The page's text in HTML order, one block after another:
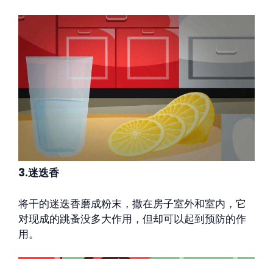
3.迷迭香
将干的迷迭香磨成粉末，撒在房子室外和室内，它
对现成的跳蚤没多大作用，但却可以起到预防的作
用。